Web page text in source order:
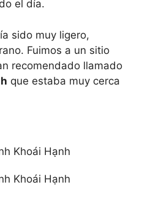
el día.
sido muy ligero,
Fuimos a un sitio
recomendado llamado
que estaba muy cerca